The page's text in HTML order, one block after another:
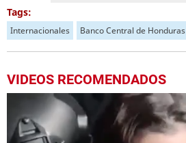
Tags:
Internacionales Banco Central de Honduras
VIDEOS RECOMENDADOS